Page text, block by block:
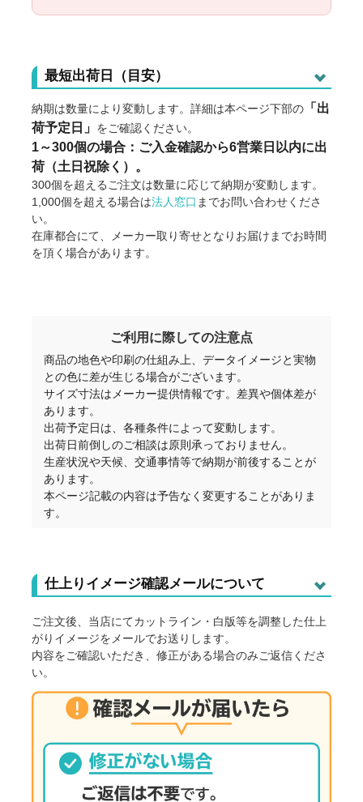
最短出荷日（目安）
納期は数量により変動します。詳細は本ページ下部の 「出
荷予定日」 をご確認ください。
1～300個の場合：ご入金確認から6営業日以内に出
荷（土日祝除く）。
300個を超えるご注文は数量に応じて納期が変動します。
1,000個を超える場合は法人窓口 までお問い合わせくださ
い。
在庫都合にて、メーカー取り寄せとなりお届けまでお時間
を頂く場合があります。
ご利用に際しての注意点
商品の地色や印刷の仕組み上、データイメージと実物
との色に差が生じる場合がございます。
サイズ寸法はメーカー提供情報です。差異や個体差が
あります。
出荷予定日は、各種条件によって変動します。
出荷日前倒しのご相談は原則承っておりません。
生産状況や天候、交通事情等で納期が前後することが
あります。
本ページ記載の内容は予告なく変更することがありま
す。
仕上りイメージ確認メールについて
ご注文後、当店にてカットライン・白版等を調整した仕上
がりイメージをメールでお送りします。
内容をご確認いただき、修正がある場合のみご返信くださ
い。